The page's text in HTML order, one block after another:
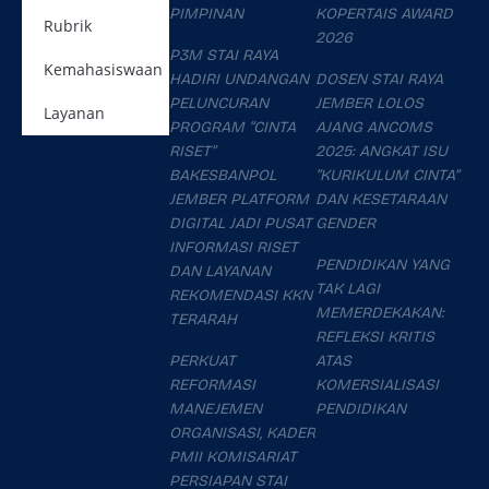
Rubrik
Kemahasiswaan
Layanan
PIMPINAN
P3M STAI RAYA
HADIRI UNDANGAN
PELUNCURAN
PROGRAM “CINTA
RISET”
BAKESBANPOL
JEMBER PLATFORM
DIGITAL JADI PUSAT
INFORMASI RISET
DAN LAYANAN
REKOMENDASI KKN
TERARAH
PERKUAT
REFORMASI
MANEJEMEN
ORGANISASI, KADER
PMII KOMISARIAT
PERSIAPAN STAI
KOPERTAIS AWARD
2026
DOSEN STAI RAYA
JEMBER LOLOS
AJANG ANCOMS
2025: ANGKAT ISU
“KURIKULUM CINTA”
DAN KESETARAAN
GENDER
PENDIDIKAN YANG
TAK LAGI
MEMERDEKAKAN:
REFLEKSI KRITIS
ATAS
KOMERSIALISASI
PENDIDIKAN